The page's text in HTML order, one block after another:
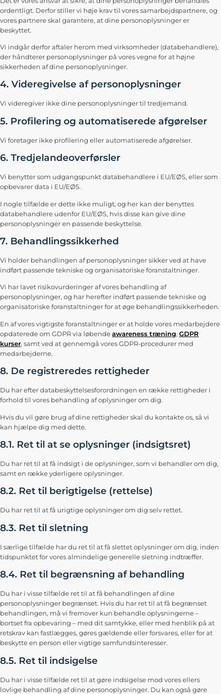
ordentligt. Derfor stiller vi høje krav til vores samarbejdspartnere, og
vores partnere skal garantere, at dine personoplysninger er
beskyttet.
Vi indgår derfor aftaler herom med virksomheder (databehandlere),
der håndterer personoplysninger på vores vegne for at højne
sikkerheden af dine personoplysninger.
4. Videregivelse af personoplysninger
Vi videregiver ikke dine personoplysninger til tredjemand.
5. Profilering og automatiserede afgørelser
Vi foretager ikke profilering eller automatiserede afgørelser.
6. Tredjelandeoverførsler
Vi benytter som udgangspunkt databehandlere i EU/EØS, eller som
opbevarer data i EU/EØS.
I nogle tilfælde er dette ikke muligt, og her kan der benyttes
databehandlere udenfor EU/EØS, hvis disse kan give dine
personoplysninger en passende beskyttelse.
7. Behandlingssikkerhed
Vi holder behandlingen af personoplysninger sikker ved at have
indført passende tekniske og organisatoriske foranstaltninger.
Vi har lavet risikovurderinger af vores behandling af
personoplysninger, og har herefter indført passende tekniske og
organisatoriske foranstaltninger for at øge behandlingssikkerheden.
En af vores vigtigste foranstaltninger er at holde vores medarbejdere
opdaterede om GDPR via løbendeawareness træning, GDPR
kurser, samt ved at gennemgå vores GDPR-procedurer med
medarbejderne.
8. De registreredes rettigheder
Du har efter databeskyttelsesforordningen en række rettigheder i
forhold til vores behandling af oplysninger om dig.
Hvis du vil gøre brug af dine rettigheder skal du kontakte os, så vi
kan hjælpe dig med dette.
8.1. Ret til at se oplysninger (indsigtsret)
Du har ret til at få indsigt i de oplysninger, som vi behandler om dig,
samt en række yderligere oplysninger.
8.2. Ret til berigtigelse (rettelse)
Du har ret til at få urigtige oplysninger om dig selv rettet.
8.3. Ret til sletning
I særlige tilfælde har du ret til at få slettet oplysninger om dig, inden
tidspunktet for vores almindelige generelle sletning indtræffer.
8.4. Ret til begrænsning af behandling
Du har i visse tilfælde ret til at få behandlingen af dine
personoplysninger begrænset. Hvis du har ret til at få begrænset
behandlingen, må vi fremover kun behandle oplysningerne –
bortset fra opbevaring – med dit samtykke, eller med henblik på at
retskrav kan fastlægges, gøres gældende eller forsvares, eller for at
beskytte en person eller vigtige samfundsinteresser.
8.5. Ret til indsigelse
Du har i visse tilfælde ret til at gøre indsigelse mod vores ellers
lovlige behandling af dine personoplysninger. Du kan også gøre